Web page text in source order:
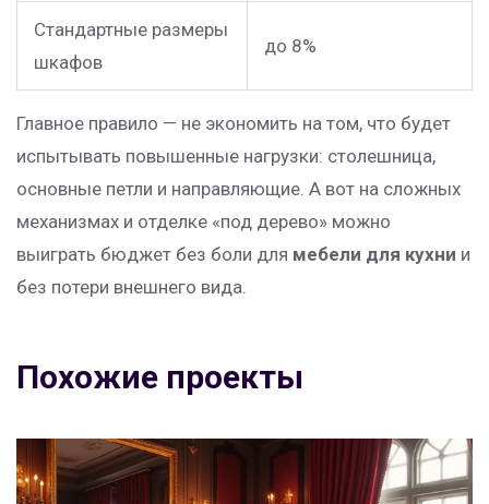
Стандартные размеры
шкафов
до 8%
Главное правило — не экономить на том, что будет
испытывать повышенные нагрузки: столешница,
основные петли и направляющие. А вот на сложных
механизмах и отделке «под дерево» можно
выиграть бюджет без боли для мебели для кухни и
без потери внешнего вида.
Похожие проекты